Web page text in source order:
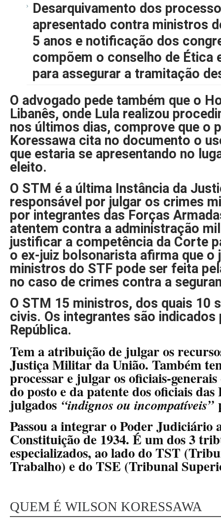
Desarquivamento dos
apresentado contra ministros
5 anos e notificação dos
compõem o conselho de Ética
para assegurar a tramitação
O advogado pede também que o
Libanês, onde Lula realizou
nos últimos dias, comprove que o
Koressawa cita no documento o
que estaria se apresentando no
eleito.
O STM é a última Instância da
responsável por julgar os crimes
por integrantes das Forças
atentem contra a administração
justificar a competência da Corte
o ex-juiz bolsonarista afirma que o
ministros do STF pode ser feita
no caso de crimes contra a
O STM 15 ministros, dos quais 10
civis. Os integrantes são indicados
República.
Tem a atribuição de julgar os
Justiça Militar da União. Também
processar e julgar os oficiais-
do posto e da patente dos oficiais
julgados “indignos ou incompatíveis”
Passou a integrar o Poder Judiciário
Constituição de 1934. É um dos 3
especializados, ao lado do TST
Trabalho) e do TSE (Tribunal
QUEM É WILSON KORESSAWA